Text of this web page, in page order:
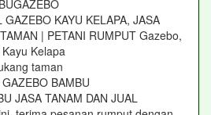
KAYU KELAPA, JASA
| PETANI RUMPUT Gazebo,
Kelapa
taman
BAMBU
JASA TANAM DAN JUAL